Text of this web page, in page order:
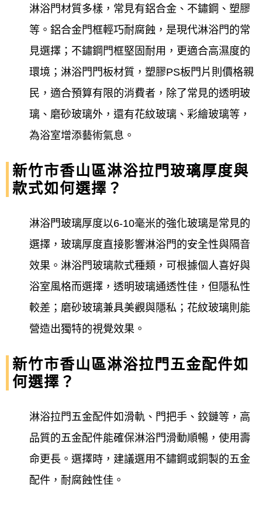
淋浴門材質多樣，常見有鋁合金、不鏽鋼、塑膠
等。鋁合金門框輕巧耐腐蝕，是現代淋浴門的常
見選擇；不鏽鋼門框堅固耐用，更適合高濕度的
環境；淋浴門門板材質，塑膠PS板門片則價格親
民，適合預算有限的消費者，除了常見的透明玻
璃、磨砂玻璃外，還有花紋玻璃、彩繪玻璃等，
為浴室增添藝術氣息。
新竹市香山區淋浴拉門玻璃厚度與
款式如何選擇？
淋浴門玻璃厚度以6-10毫米的強化玻璃是常見的
選擇，玻璃厚度直接影響淋浴門的安全性與隔音
效果。淋浴門玻璃款式種類，可根據個人喜好與
浴室風格而選擇，透明玻璃通透性佳，但隱私性
較差；磨砂玻璃兼具美觀與隱私；花紋玻璃則能
營造出獨特的視覺效果。
新竹市香山區淋浴拉門五金配件如
何選擇？
淋浴拉門五金配件如滑軌、門把手、鉸鏈等，高
品質的五金配件能確保淋浴門滑動順暢，使用壽
命更長。選擇時，建議選用不鏽鋼或銅製的五金
配件，耐腐蝕性佳。